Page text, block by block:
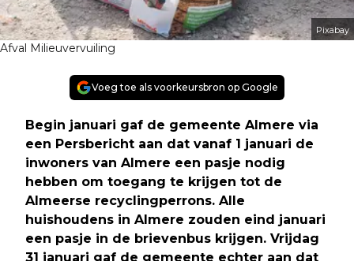
Pixabay
Afval Milieuvervuiling
Voeg toe als voorkeursbron op Google
Begin januari gaf de gemeente Almere via
een Persbericht aan dat vanaf 1 januari de
inwoners van Almere een pasje nodig
hebben om toegang te krijgen tot de
Almeerse recyclingperrons. Alle
huishoudens in Almere zouden eind januari
een pasje in de brievenbus krijgen. Vrijdag
31 januari gaf de gemeente echter aan dat